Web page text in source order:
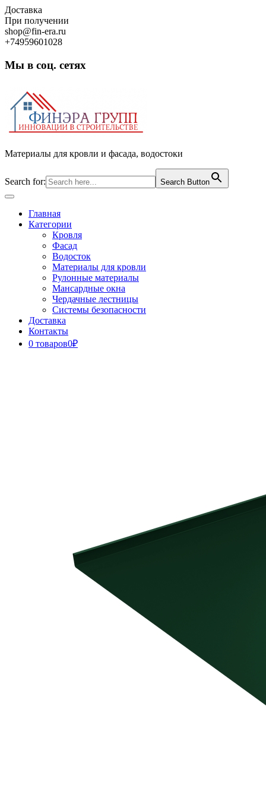
Skip
to
content
Доставка
При получении
shop@fin-era.ru
+74959601028
Мы в соц. сетях
Материалы для кровли и фасада, водостоки
Search for: Search Button
Open
ButtonГлавная
Категории
Кровля
Фасад
Водосток
Материалы для кровли
Рулонные материалы
Мансардные окна
Чердачные лестницы
Системы безопасности
Доставка
Контакты
0 товаров0₽